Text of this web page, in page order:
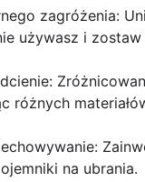
zagróżenia:
używasz i
różnych
na ubrania.